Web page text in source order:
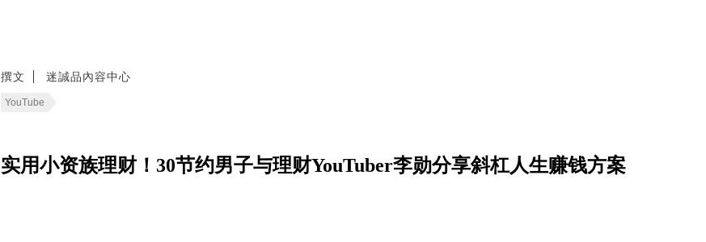
撰文 迷誠品內容中心
YouTube
实用小资族理财！30节约男子与理财YouTuber李勋分享斜杠人生赚钱方案